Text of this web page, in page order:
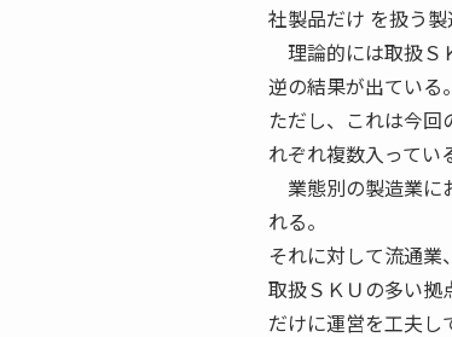
社製品だけ を扱う
理論的には取扱Ｓ
逆の結果が出ている。
ただし、これは今
れぞれ複数入ってい
業態別の製造業に
れる。
それに対して流通業
取扱ＳＫＵの多い拠
だけに運営を工夫し